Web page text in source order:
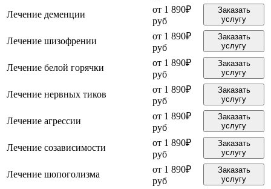
Лечение деменции
от 1 890₽
руб
Заказать
услугу
Лечение шизофрении
от 1 890₽
руб
Заказать
услугу
Лечение белой горячки
от 1 890₽
руб
Заказать
услугу
Лечение нервных тиков
от 1 890₽
руб
Заказать
услугу
Лечение агрессии
от 1 890₽
руб
Заказать
услугу
Лечение созависимости
от 1 890₽
руб
Заказать
услугу
Лечение шопоголизма
от 1 890₽
руб
Заказать
услугу